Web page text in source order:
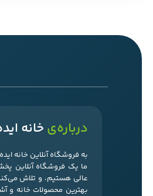
درباره‌ی خانه
به فروشگاه آنلاین خانه
ما یک فروشگاه آنلاین
عالی هستیم، و تلاش
بهترین محصولات خانه و